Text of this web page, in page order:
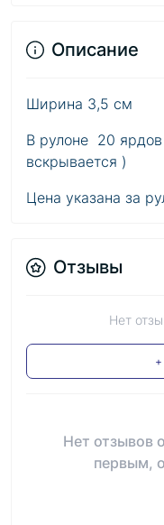
Описание
Ширина 3,5 см
В рулоне 20
вскрывается )
Цена указана за
Отзывы
Нет
Нет отзывов
первым,